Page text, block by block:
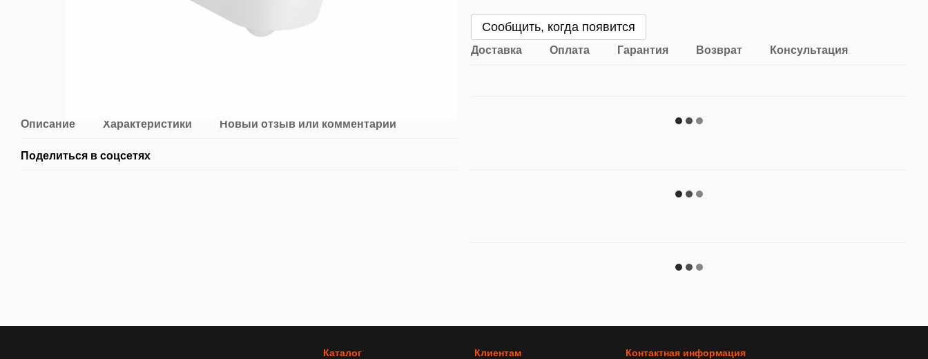
Описание Характеристики Новый отзыв или комментарий
Поделиться в соцсетях
Сообщить, когда появится
Доставка Оплата Гарантия Возврат Консультация
Каталог Клиентам Контактная информация